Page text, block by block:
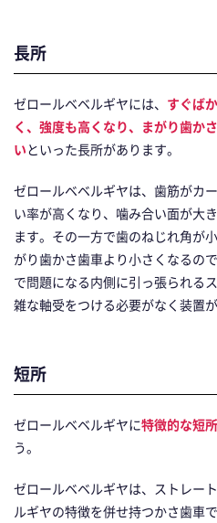
長所
ゼロールベベルギヤには、 すぐば
く、強度も高くなり、まがり歯か
いといった長所があります。
ゼロールベベルギヤは、歯筋がカ
い率が高くなり、噛み合い面が大
ます。その一方で歯のねじれ角が
がり歯かさ歯車より小さくなるの
で問題になる内側に引っ張られる
雑な軸受をつける必要がなく装置
短所
ゼロールベベルギヤに特徴的な短
う。
ゼロールベベルギヤは、ストレー
ルギヤの特徴を併せ持つかさ歯車